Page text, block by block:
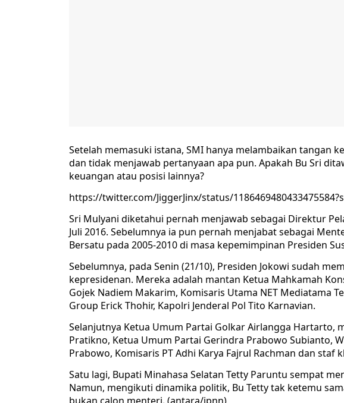
Setelah memasuki istana, SMI hanya melambaikan tangan
dan tidak menjawab pertanyaan apa pun. Apakah Bu Sri
keuangan atau posisi lainnya?
https://twitter.com/JiggerJinx/status/
Sri Mulyani diketahui pernah menjawab sebagai Direktur
Juli 2016. Sebelumnya ia pun pernah menjabat sebagai
Bersatu pada 2005-2010 di masa kepemimpinan Presiden
Sebelumnya, pada Senin (21/10), Presiden Jokowi sudah
kepresidenan. Mereka adalah mantan Ketua Mahkamah
Gojek Nadiem Makarim, Komisaris Utama NET Mediatama
Group Erick Thohir, Kapolri Jenderal Pol Tito Karnavian.
Selanjutnya Ketua Umum Partai Golkar Airlangga Hartarto,
Pratikno, Ketua Umum Partai Gerindra Prabowo Subianto,
Prabowo, Komisaris PT Adhi Karya Fajrul Rachman dan staf
Satu lagi, Bupati Minahasa Selatan Tetty Paruntu sempat
Namun, mengikuti dinamika politik, Bu Tetty tak ketemu